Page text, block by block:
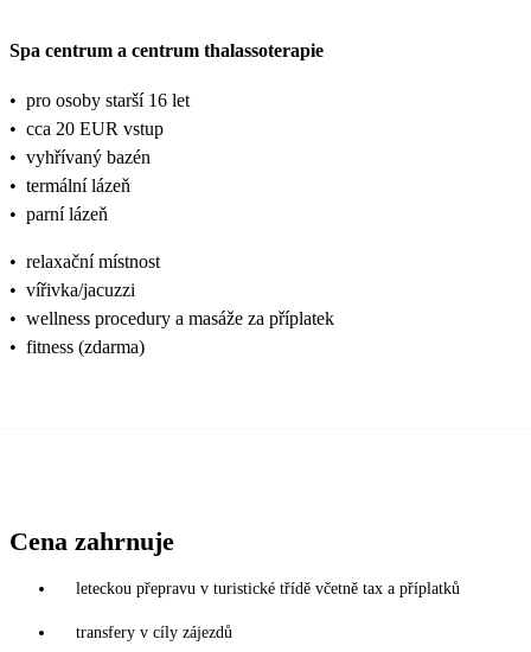
Spa centrum a centrum thalassoterapie
• pro osoby starší 16 let
• cca 20 EUR vstup
• vyhřívaný bazén
• termální lázeň
• parní lázeň
• relaxační místnost
• vířivka/jacuzzi
• wellness procedury a masáže za příplatek
• fitness (zdarma)
Cena zahrnuje
leteckou přepravu v turistické třídě včetně tax a příplatků
transfery v cíly zájezdů